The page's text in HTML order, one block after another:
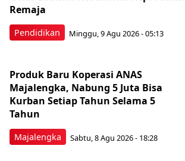
Pendidikan
Remaja
Minggu, 9 Agu 2026 - 05:13
Majalengka
Produk Baru Koperasi ANAS
Majalengka, Nabung 5 Juta Bisa
Kurban Setiap Tahun Selama 5
Tahun
Sabtu, 8 Agu 2026 - 18:28